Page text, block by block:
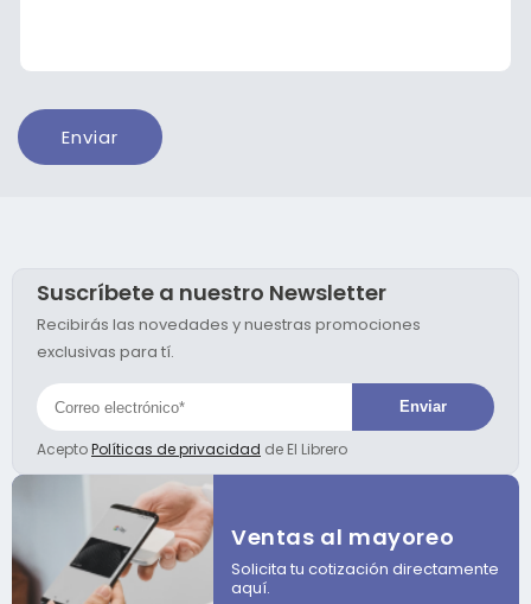
e
c
o
Enviar
Suscríbete a nuestro Newsletter
Recibirás las novedades y nuestras promociones
exclusivas para tí.
AceptoPolíticas de privacidad de El Librero
Ventas al mayoreo
Solicita tu cotización directamente
aquí.